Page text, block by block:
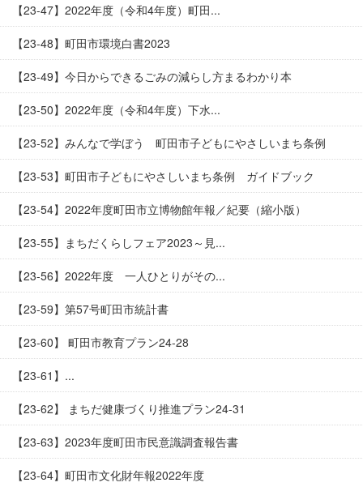
【23-47】2022年度（令和4年度）町田...
【23-48】町田市環境白書2023
【23-49】今日からできるごみの減らし方まるわかり本
【23-50】2022年度（令和4年度）下水...
【23-52】みんなで学ぼう 町田市子どもにやさしいまち条例
【23-53】町田市子どもにやさしいまち条例 ガイドブック
【23-54】2022年度町田市立博物館年報／紀要（縮小版）
【23-55】まちだくらしフェア2023～見...
【23-56】2022年度 一人ひとりがその...
【23-59】第57号町田市統計書
【23-60】 町田市教育プラン24-28
【23-61】...
【23-62】 まちだ健康づくり推進プラン24-31
【23-63】2023年度町田市民意識調査報告書
【23-64】町田市文化財年報2022年度